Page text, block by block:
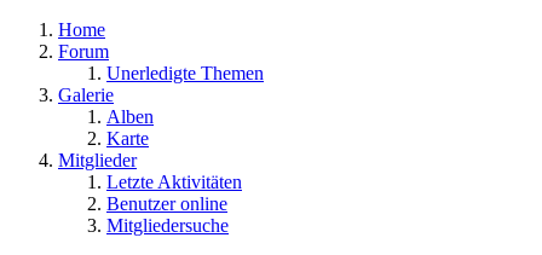
Home
Forum
Unerledigte Themen
Galerie
Alben
Karte
Mitglieder
Letzte Aktivitäten
Benutzer online
Mitgliedersuche